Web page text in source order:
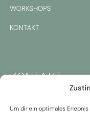
Um dir ein optimales
WORKSHOPS
KONTAKT
KONTAKT